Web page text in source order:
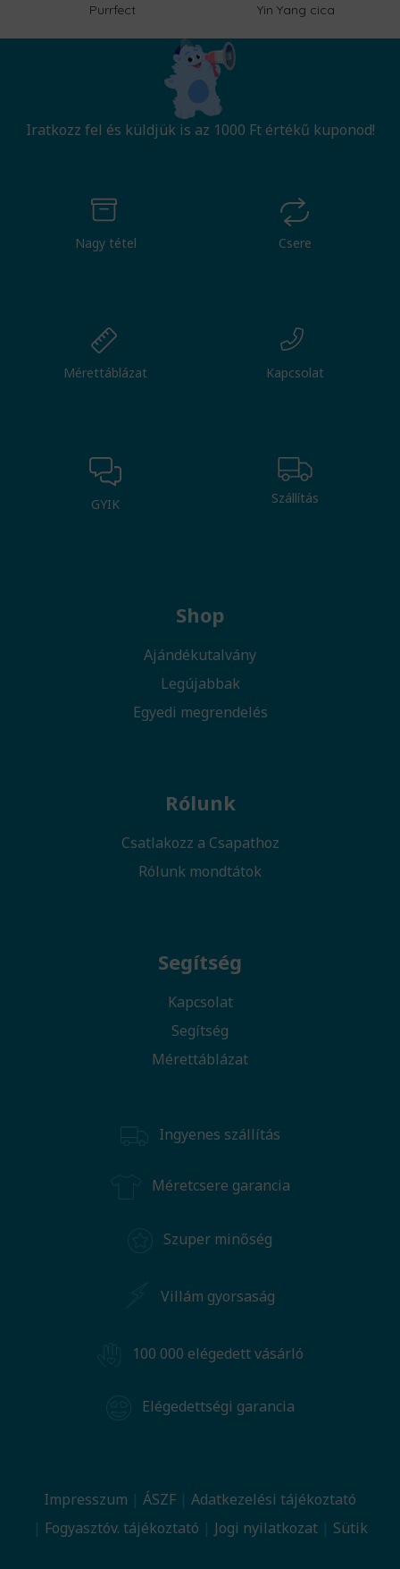
Purrfect Yin Yang cica
Iratkozz fel és küldjük is az 1000 Ft értékű kuponod!
Nagy tétel Csere
Mérettáblázat Kapcsolat
GYIK Szállítás
Shop
Ajándékutalvány
Legújabbak
Egyedi megrendelés
Rólunk
Csatlakozz a Csapathoz
Rólunk mondtátok
Segítség
Kapcsolat
Segítség
Mérettáblázat
Ingyenes szállítás
Méretcsere garancia
Szuper minőség
Villám gyorsaság
100 000 elégedett vásárló
Elégedettségi garancia
Impresszum ÁSZF
Adatkezelési tájékoztató
Fogyasztóv. tájékoztató
Jogi nyilatkozat Sütik